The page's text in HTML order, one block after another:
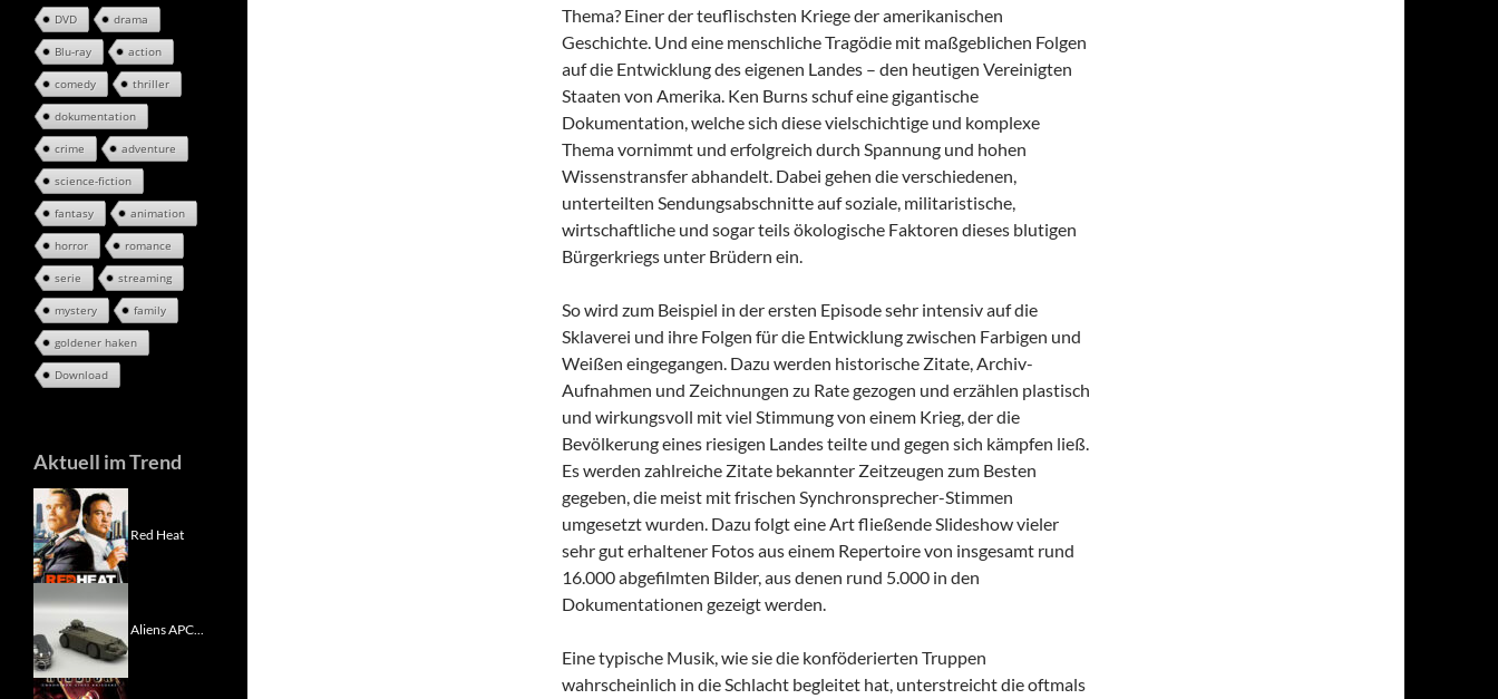
Thema? Einer der teuflischsten Kriege der amerikanischen
Geschichte. Und eine menschliche Tragödie mit maßgeblichen Folgen
auf die Entwicklung des eigenen Landes – den heutigen Vereinigten
Staaten von Amerika. Ken Burns schuf eine gigantische
Dokumentation, welche sich diese vielschichtige und komplexe
Thema vornimmt und erfolgreich durch Spannung und hohen
Wissenstransfer abhandelt. Dabei gehen die verschiedenen,
unterteilten Sendungsabschnitte auf soziale, militaristische,
wirtschaftliche und sogar teils ökologische Faktoren dieses blutigen
Bürgerkriegs unter Brüdern ein.
So wird zum Beispiel in der ersten Episode sehr intensiv auf die
Sklaverei und ihre Folgen für die Entwicklung zwischen Farbigen und
Weißen eingegangen. Dazu werden historische Zitate, Archiv-
Aufnahmen und Zeichnungen zu Rate gezogen und erzählen plastisch
und wirkungsvoll mit viel Stimmung von einem Krieg, der die
Bevölkerung eines riesigen Landes teilte und gegen sich kämpfen ließ.
Es werden zahlreiche Zitate bekannter Zeitzeugen zum Besten
gegeben, die meist mit frischen Synchronsprecher-Stimmen
umgesetzt wurden. Dazu folgt eine Art fließende Slideshow vieler
sehr gut erhaltener Fotos aus einem Repertoire von insgesamt rund
16.000 abgefilmten Bilder, aus denen rund 5.000 in den
Dokumentationen gezeigt werden.
Eine typische Musik, wie sie die konföderierten Truppen
wahrscheinlich in die Schlacht begleitet hat, unterstreicht die oftmals
DVD drama
Blu-ray action
comedy thriller
dokumentation
crime adventure
science-fiction
fantasy animation
horror romance
serie streaming
mystery family
goldener haken
Download
Aktuell im Trend
Red Heat
Aliens APC...